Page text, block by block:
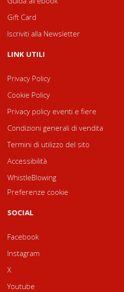
Gift Card
Iscriviti alla Newsletter
LINK UTILI
Privacy Policy
Cookie Policy
Privacy policy eventi e fiere
Condizioni generali di vendita
Termini di utilizzo del sito
Accessibilità
WhistleBlowing
Preferenze cookie
SOCIAL
Facebook
Instagram
X
Youtube